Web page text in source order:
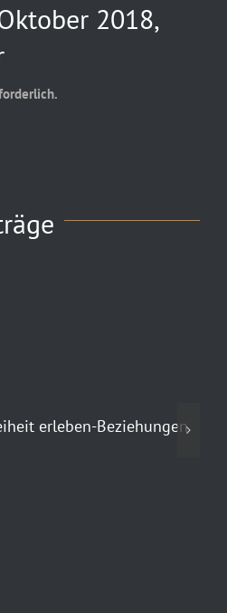
2018,
erleben-Beziehungen